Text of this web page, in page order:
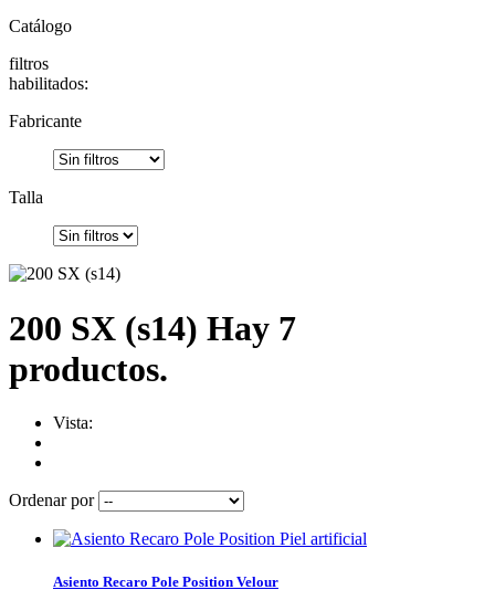
Catálogo
filtros
habilitados:
Fabricante
Talla
200 SX (s14) Hay 7
productos.
Vista:
Ordenar por
Asiento Recaro Pole Position Velour